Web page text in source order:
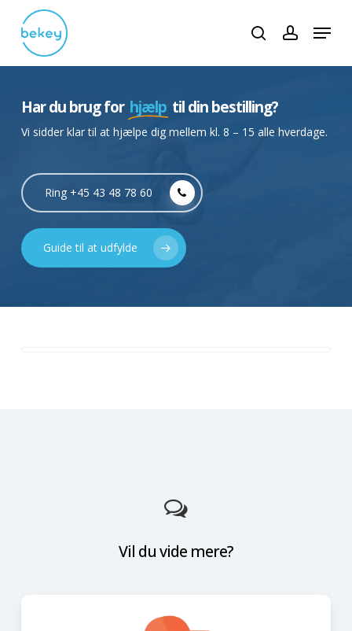
main
content
searchaccount
Menu
Har du brug for hjælp til din bestilling?
Vi sidder klar til at hjælpe dig mellem kl. 8 – 15 alle hverdage.
Ring +45 43 48 78 60
Guide til at udfylde
Vil du vide mere?